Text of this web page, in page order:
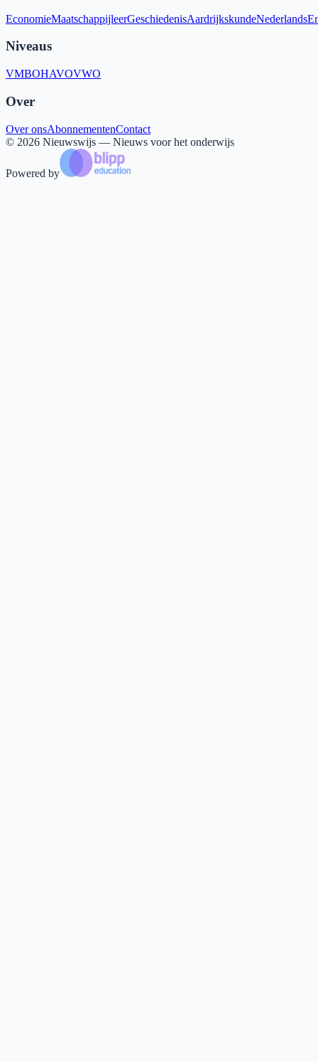
EconomieMaatschappijleerGeschiedenisAardrijkskundeNederlands
Niveaus
VMBOHAVOVWO
Over
Over onsAbonnementenContact
© 2026 Nieuwswijs — Nieuws voor het onderwijs
Powered by